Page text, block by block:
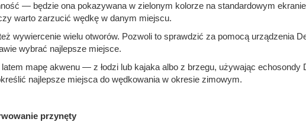
— będzie ona pokazywana w zielonym kolorze na standardowym
warto zarzucić wędkę w danym miejscu.
wywiercenie wielu otworów. Pozwoli to sprawdzić za pomocą urządzenia
wybrać najlepsze miejsce.
mapę akwenu — z łodzi lub kajaka albo z brzegu, używając echosondy
najlepsze miejsca do wędkowania w okresie zimowym.
przynęty